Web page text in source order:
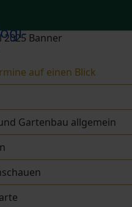
auf einen Blick
Gartenbau allgemein